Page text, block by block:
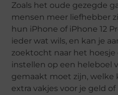
Zoals het oude gezegde
mensen meer liefhebber
hun iPhone of iPhone 12
ieder wat wils, en kan je
zoektocht naar het
instellen op een heleboel
gemaakt moet zijn, welke
extra vakjes voor je geld